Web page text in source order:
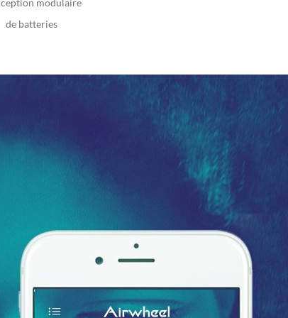
modulaire
de batteries